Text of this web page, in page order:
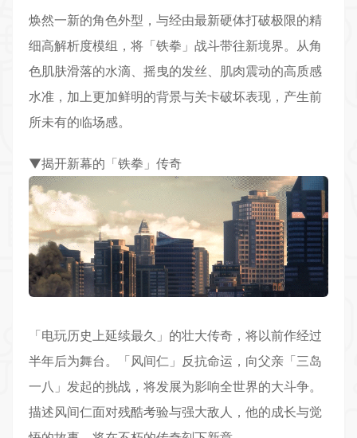
焕然一新的角色外型，与经由最新硬体打破极限的精
细高解析度模组，将「铁拳」 战斗带往新境界。从角
色肌肤滑落的水滴、摇曳的发丝、肌肉震动的高质感
水准，加上更加鲜明的背景与关卡破坏表现，产生前
所未有的临场感。
▼揭开新幕的「铁拳」传奇
「电玩历史上延续最久」的壮大传奇，将以前作经过
半年后为舞台。「风间仁」反抗命运，向父亲「三岛
一八」发起的挑战，将发展为影响全世界的大斗争。
描述风间仁面对残酷考验与强大敌人，他的成长与觉